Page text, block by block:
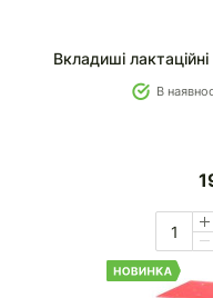
Вкладиші
В